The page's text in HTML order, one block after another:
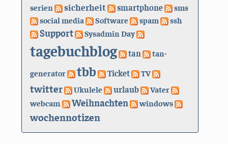
serien sicherheit smartphone
sms
social media
Software spam ssh
Support Sysadmin Day
tagebuchblog tan
tan-
generator
tbb Ticket TV
twitter Ukulele urlaub
Vater
webcam
Weihnachten windows
wochennotizen